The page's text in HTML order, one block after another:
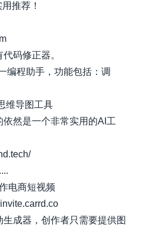
推荐！
码修正器。
编程助手，功能包括：调
维导图工具
然是一个非常实用的AI工
电商短视频
成器，创作者只需要提供图